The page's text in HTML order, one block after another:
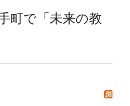
町で「未来の教